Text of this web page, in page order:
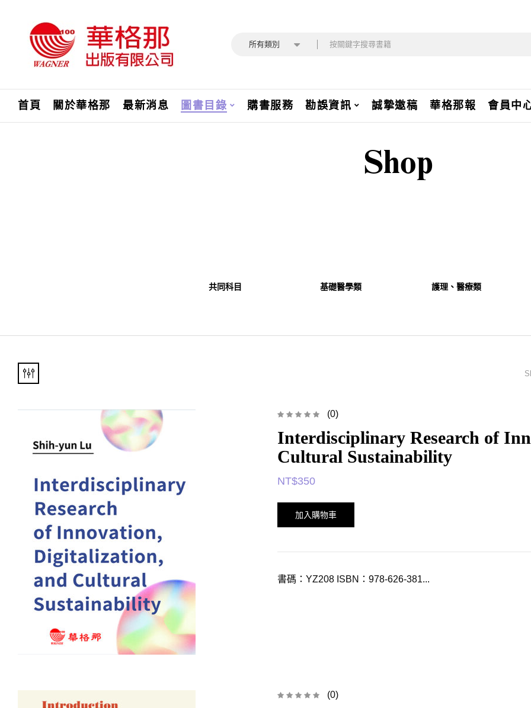
所有類別
首頁 關於華格那 最新消息 圖書目錄 購書服務 勘誤資訊 誠摯邀稿 華格那報 會員中
Shop
共同科目 基礎醫學類 護理、醫療類
(0)
Interdisciplinary Research of
Cultural Sustainability
NT$350
加入購物車
書碼：YZ208 ISBN：978-626-381...
(0)